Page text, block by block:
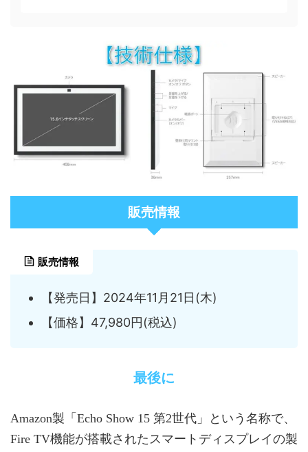
販売情報
販売情報
【発売日】2024年11月21日(木)
【価格】47,980円(税込)
最後に
Amazon製「Echo Show 15 第2世代」という名称で、
Fire TV機能が搭載されたスマートディスプレイの製